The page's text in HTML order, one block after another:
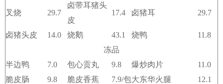
叉烧 29.7
卤带耳猪头
皮
17.4 卤猪耳 29.7
卤猪头皮 14.0 烧鹅 43.1 烧鸭
11.8
冻品
半边鸭
7.0 包心贡丸 9.8 爆炒肉片
11.0
脆皮肠
9.8 脆皮香蕉 7.9/包大东华火腿 12.1